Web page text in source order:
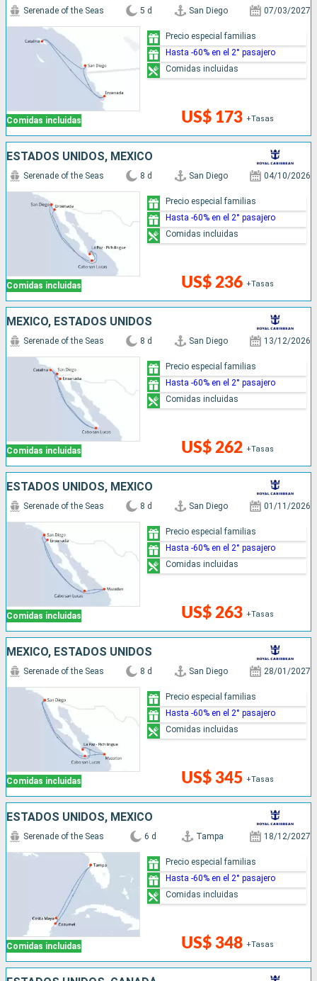
Comidas incluidas
Serenade of the Seas 5 d San Diego 07/03/2027
US$ 173 +Tasas
Precio especial familias
Hasta -60% en el 2° pasajero
Comidas incluidas
ESTADOS UNIDOS, MÉXICO
Comidas incluidas
Serenade of the Seas 8 d San Diego 04/10/2026
US$ 236 +Tasas
Precio especial familias
Hasta -60% en el 2° pasajero
Comidas incluidas
MÉXICO, ESTADOS UNIDOS
Comidas incluidas
Serenade of the Seas 8 d San Diego 13/12/2026
US$ 262 +Tasas
Precio especial familias
Hasta -60% en el 2° pasajero
Comidas incluidas
ESTADOS UNIDOS, MÉXICO
Comidas incluidas
Serenade of the Seas 8 d San Diego 01/11/2026
US$ 263 +Tasas
Precio especial familias
Hasta -60% en el 2° pasajero
Comidas incluidas
MÉXICO, ESTADOS UNIDOS
Comidas incluidas
Serenade of the Seas 8 d San Diego 28/01/2027
US$ 345 +Tasas
Precio especial familias
Hasta -60% en el 2° pasajero
Comidas incluidas
ESTADOS UNIDOS, MÉXICO
Comidas incluidas
Serenade of the Seas 6 d Tampa 18/12/2027
US$ 348 +Tasas
Precio especial familias
Hasta -60% en el 2° pasajero
Comidas incluidas